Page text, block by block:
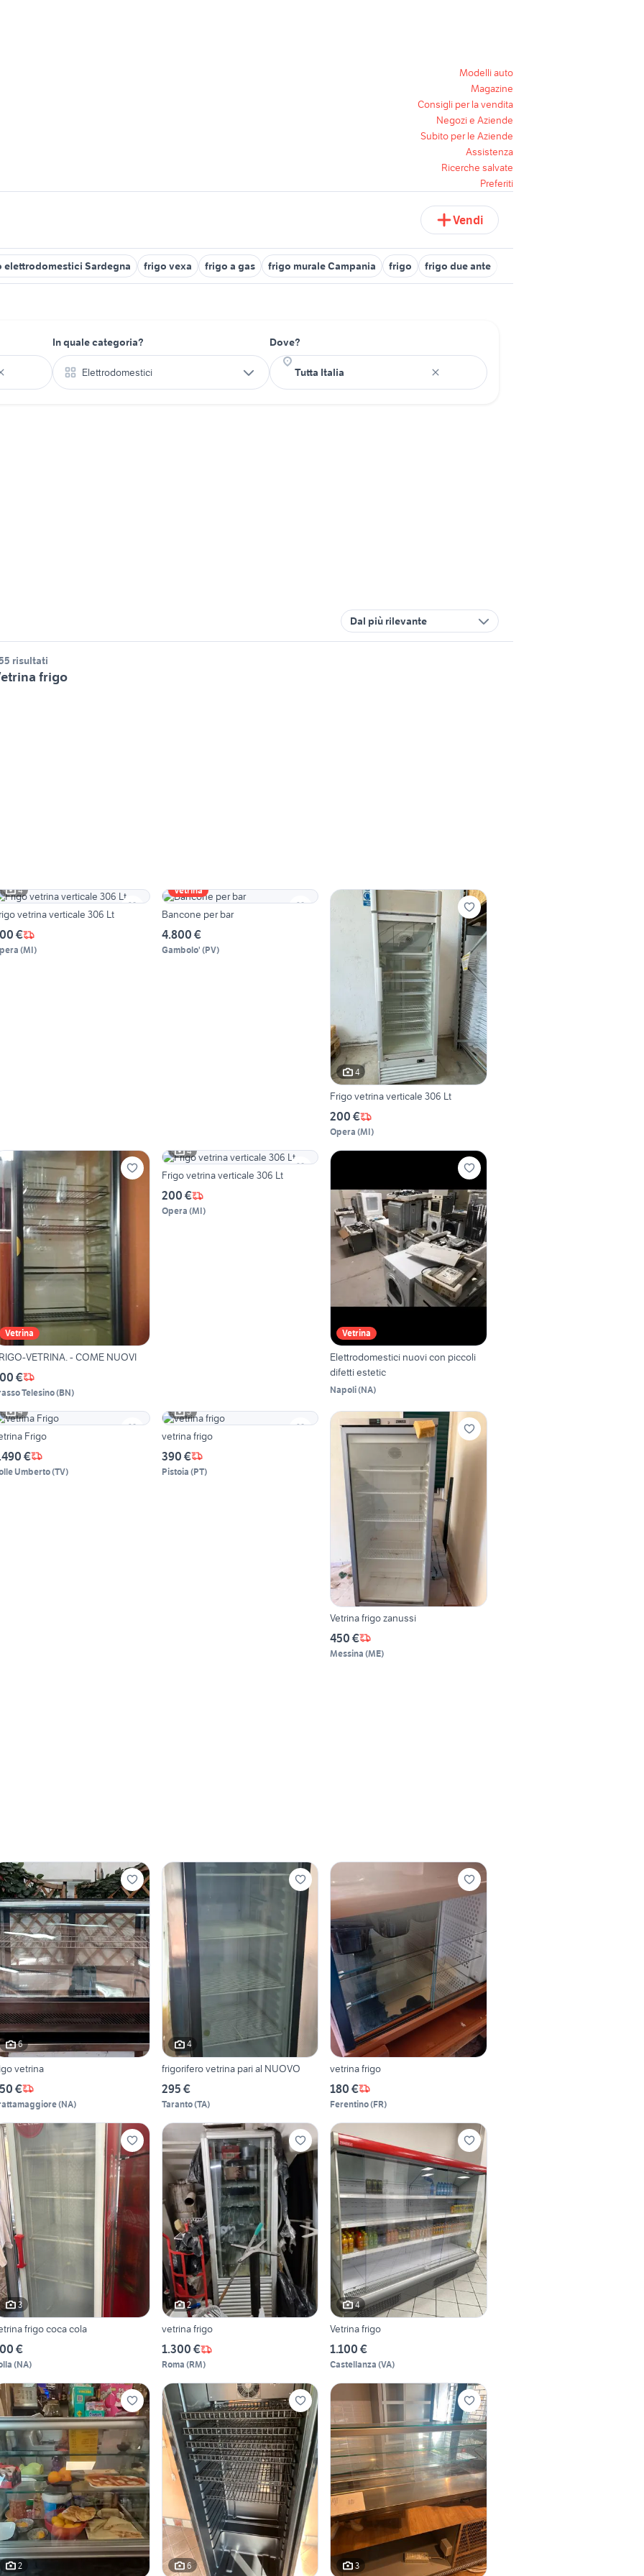
Modelli auto
Magazine
Consigli per la vendita
Negozi e Aziende
Subito per le Aziende
Assistenza
Ricerche salvate
Preferiti
Vendi
elettrodomestici Sardegna frigo vexa frigo a gas frigo murale Campania frigo frigo due ante
In quale categoria?
Elettrodomestici
Dove?
Dal più rilevante
risultati
frigo
4
vetrina verticale 306 Lt
€
(MI)
Vetrina
Bancone per bar
4.800 €
Gambolo' (PV)
4
Frigo vetrina verticale 306 Lt
200 €
Opera (MI)
Vetrina
VETRINA. - COME NUOVI
€
Telesino(BN)
4
Frigo vetrina verticale 306 Lt
200 €
Opera (MI)
Vetrina
Elettrodomestici nuovi con piccoli
difetti estetic
Napoli(NA)
4
Frigo
€
Umberto(TV)
3
vetrina frigo
390 €
Pistoia (PT)
Vetrina frigo zanussi
450 €
Messina (ME)
6
vetrina
€
(NA)
4
frigorifero vetrina pari al NUOVO
295 €
Taranto(TA)
vetrina frigo
180 €
Ferentino(FR)
3
frigo coca cola
€
(NA)
2
vetrina frigo
1.300 €
Roma (RM)
4
Vetrina frigo
1.100 €
Castellanza (VA)
2 6 3